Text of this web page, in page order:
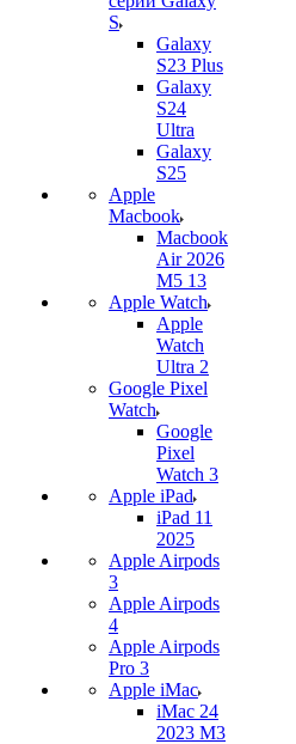
S
Galaxy
S23 Plus
Galaxy
S24
Ultra
Galaxy
S25
Apple
Macbook
Macbook
Air 2026
M5 13
Apple Watch
Apple
Watch
Ultra 2
Google Pixel
Watch
Google
Pixel
Watch 3
Apple iPad
iPad 11
2025
Apple Airpods
3
Apple Airpods
4
Apple Airpods
Pro 3
Apple iMac
iMac 24
2023 M3